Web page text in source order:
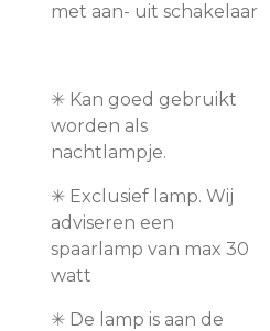
met aan- uit schakelaar
✳︎ Kan goed gebruikt
worden als
nachtlampje.
✳︎ Exclusief lamp. Wij
adviseren een
spaarlamp van max 30
watt
✳︎ De lamp is aan de